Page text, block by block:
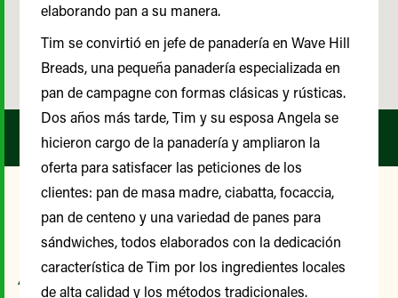
Nuestro Comité Asesor de
Agricultores y
elaborando pan a su manera.
Tim se convirtió en jefe de panadería en Wave Hill
Breads, una pequeña panadería especializada en
pan de campagne con formas clásicas y rústicas.
Dos años más tarde, Tim y su esposa Angela se
hicieron cargo de la panadería y ampliaron la
oferta para satisfacer las peticiones de los
clientes: pan de masa madre, ciabatta, focaccia,
pan de centeno y una variedad de panes para
sándwiches, todos elaborados con la dedicación
característica de Tim por los ingredientes locales
de alta calidad y los métodos tradicionales.